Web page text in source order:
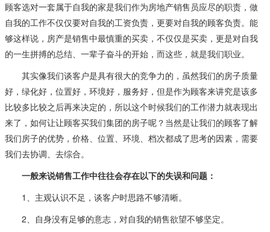
顾客选对一套属于自我的家是我们作为房地产销售员应尽的职责，做
自我的工作不仅仅要对自我的工资负责，更要对自我的顾客负责。能
够这样说，房产是销售中最慎重的买卖，不仅仅是买卖，更是对自我
的一生拼搏的总结、一辈子奋斗的开始，而这些，就是我们职业。
其实像我们谈客户是具有很大的竞争力的，虽然我们的房子质量
好，绿化好，位置好，环境好，服务好，但是作为顾客来讲究是该多
比较多比较之后再来决定的，所以这个时候我们的工作潜力就表现出
来了，如何让让顾客买我们集团的房子呢？当然是让我们的顾客了解
我们房子的优势，价格、位置、环境、档次都成了思考的因素，需要
我们去协调、去综合。
一般来说销售工作中往往会存在以下的失误和问题：
1、主观认识不足，谈客户时思路不够清晰。
2、自身没有足够的意志，对自我的销售欲望不够坚定。